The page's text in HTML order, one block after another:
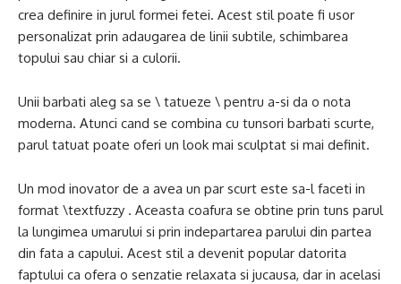
crea definire in jurul formei fetei. Acest stil poate fi usor
personalizat prin adaugarea de linii subtile, schimbarea
topului sau chiar si a culorii.
Unii barbati aleg sa se \ tatueze \ pentru a-si da o nota
moderna. Atunci cand se combina cu tunsori barbati scurte,
parul tatuat poate oferi un look mai sculptat si mai definit.
Un mod inovator de a avea un par scurt este sa-l faceti in
format \textfuzzy . Aceasta coafura se obtine prin tuns parul
la lungimea umarului si prin indepartarea parului din partea
din fata a capului. Acest stil a devenit popular datorita
faptului ca ofera o senzatie relaxata si jucausa, dar in acelasi